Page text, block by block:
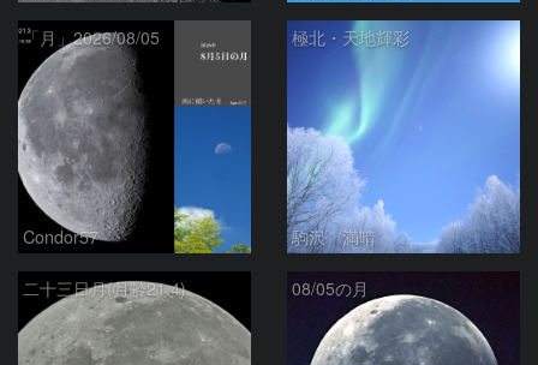
「月」2026/08/05
Condor57
極北・天地輝彩
駒沢 満晴
二十三日月(月齢21.4) 08/05の月